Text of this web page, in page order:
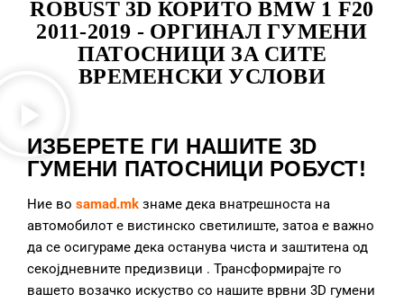
ROBUST 3D КОРИТО BMW 1 F20
2011-2019 - ОРГИНАЛ ГУМЕНИ
ПАТОСНИЦИ ЗА СИТЕ
ВРЕМЕНСКИ УСЛОВИ
ИЗБЕРЕТЕ ГИ НАШИТЕ 3D
ГУМЕНИ ПАТОСНИЦИ РОБУСТ!
Ние во samad.mk знаме дека внатрешноста на
автомобилот е вистинско светилиште, затоа е важно
да се осигураме дека останува чиста и заштитена од
секојдневните предизвици . Трансформирајте го
вашето возачко искуство со нашите врвни 3D гумени